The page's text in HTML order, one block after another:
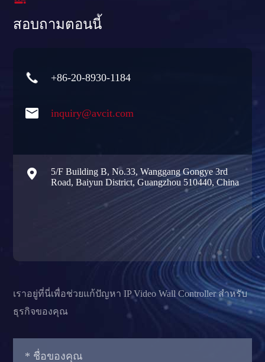
สอบถามตอนนี้
เราอยู่ที่นี่เพื่อช่วยแก้ปัญหา IP Video Wall Controller สำหรับ
ธุรกิจของคุณ
 +86-20-8930-1184
 inquiry@avcit.com

5/F Building B, No.33, Wanggang Gongye 3rd
Road, Baiyun District, Guangzhou 510440, China